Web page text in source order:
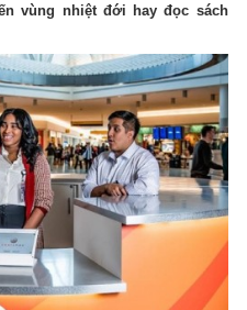
vùng nhiệt đới hay đọc sách